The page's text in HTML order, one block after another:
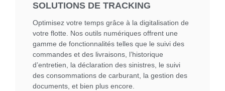
SOLUTIONS DE TRACKING
Optimisez votre temps grâce à la digitalisation de
votre flotte. Nos outils numériques offrent une
gamme de fonctionnalités telles que le suivi des
commandes et des livraisons, l’historique
d’entretien, la déclaration des sinistres, le suivi
des consommations de carburant, la gestion des
documents, et bien plus encore.